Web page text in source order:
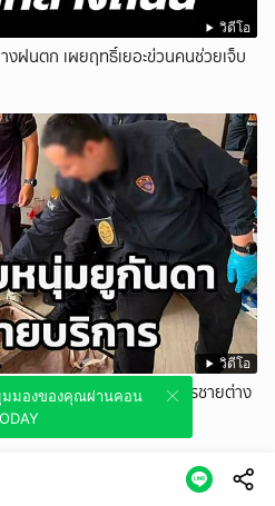
วิดีโอ
ฝนตก เผยฤทธิ์เยอะข่วนคนช่วยเจ็บ
วิดีโอ
ดีตนักฟุตบอล รับขายบริการชายต่าง
ดอนุญาต
อนเทนต์นี้บน
มมองของคุณผ่านคอน